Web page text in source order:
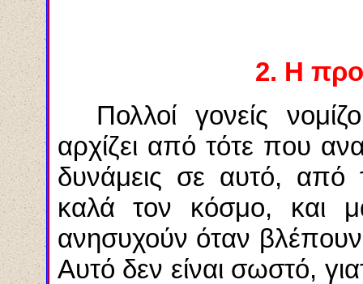
2. Η
Πολλοί γονείς
αρχίζει από τότε που
δυνάμεις σε αυτό, από
καλά τον κόσμο, και
ανησυχούν όταν
Αυτό δεν είναι σωστό,